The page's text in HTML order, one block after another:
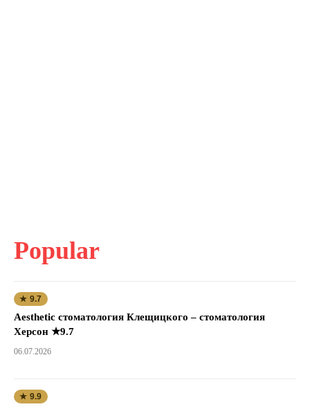
Popular
★ 9.7
Aesthetic стоматология Клещицкого – стоматология
Херсон ★9.7
06.07.2026
★ 9.9